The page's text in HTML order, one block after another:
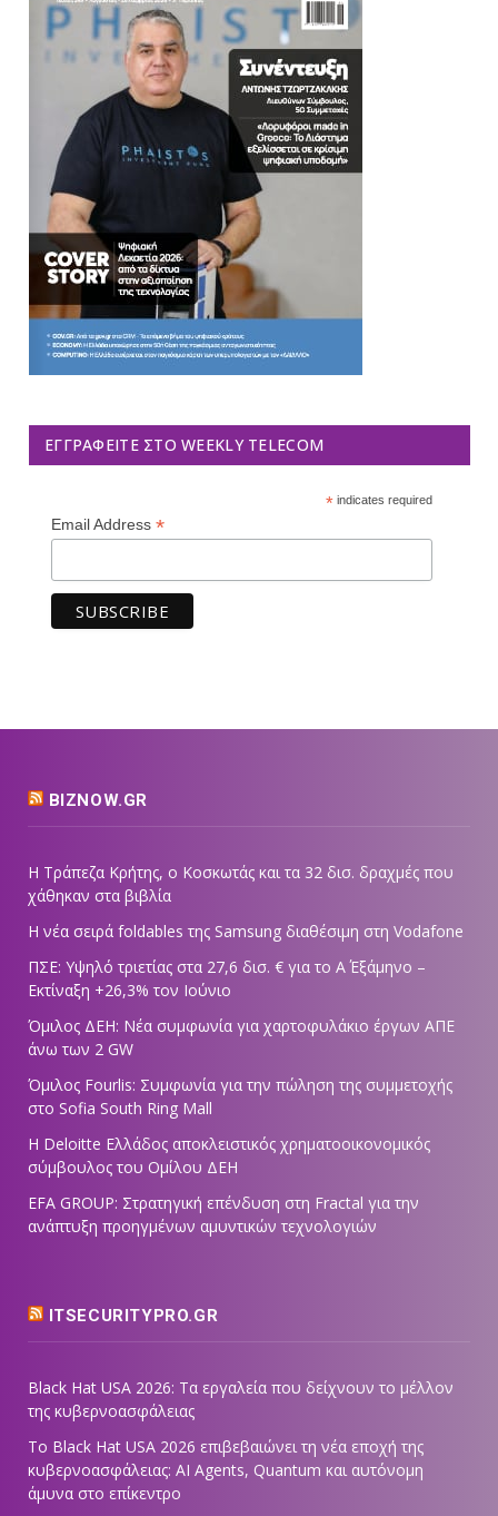
ΕΓΓΡΑΦΕΊΤΕ ΣΤΟ WEEKLY TELECOM
*indicates required
Email Address *
BIZNOW.GR
Η Τράπεζα Κρήτης, ο Κοσκωτάς και τα 32 δισ. δραχμές που
χάθηκαν στα βιβλία
Η νέα σειρά foldables της Samsung διαθέσιμη στη Vodafone
ΠΣΕ: Υψηλό τριετίας στα 27,6 δισ. € για το Α΄ Εξάμηνο –
Εκτίναξη +26,3% τον Ιούνιο
Όμιλος ΔΕΗ: Νέα συμφωνία για χαρτοφυλάκιο έργων ΑΠΕ
άνω των 2 GW
Όμιλος Fourlis: Συμφωνία για την πώληση της συμμετοχής
στο Sofia South Ring Mall
Η Deloitte Ελλάδος αποκλειστικός χρηματοοικονομικός
σύμβουλος του Ομίλου ΔΕΗ
EFA GROUP: Στρατηγική επένδυση στη Fractal για την
ανάπτυξη προηγμένων αμυντικών τεχνολογιών
ITSECURITYPRO.GR
Black Hat USA 2026: Τα εργαλεία που δείχνουν το μέλλον
της κυβερνοασφάλειας
Το Black Hat USA 2026 επιβεβαιώνει τη νέα εποχή της
κυβερνοασφάλειας: AI Agents, Quantum και αυτόνομη
άμυνα στο επίκεντρο